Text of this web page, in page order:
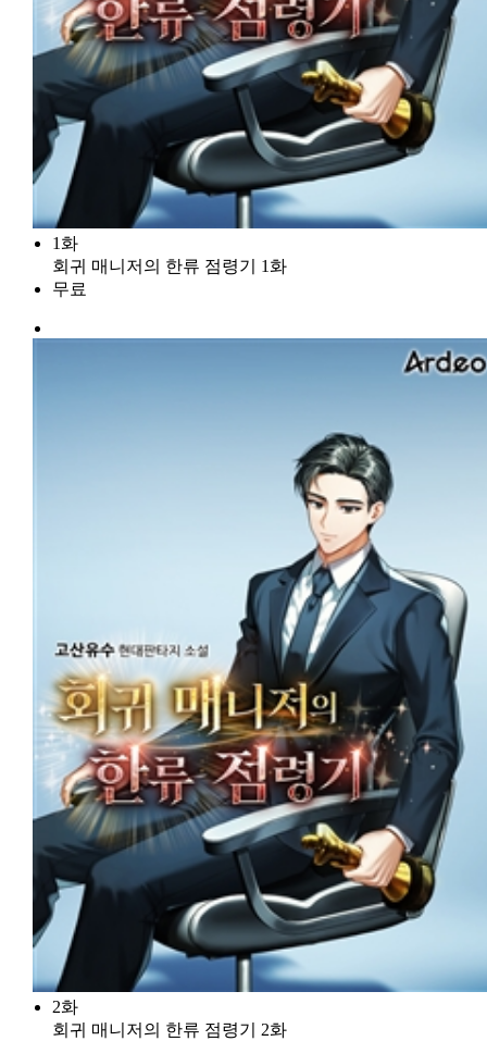
1화
회귀 매니저의 한류 점령기 1화
무료
2화
회귀 매니저의 한류 점령기 2화